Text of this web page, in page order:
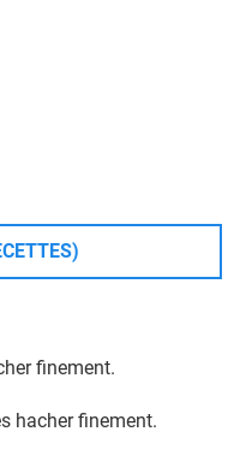
finement.
hacher finement.